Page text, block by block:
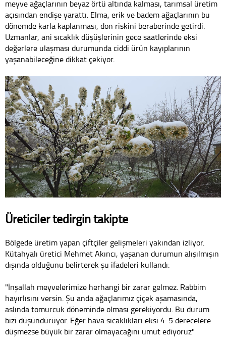
meyve ağaçlarının beyaz örtü altında kalması, tarımsal üretim
açısından endişe yarattı. Elma, erik ve badem ağaçlarının bu
dönemde karla kaplanması, don riskini beraberinde getirdi.
Uzmanlar, ani sıcaklık düşüşlerinin gece saatlerinde eksi
değerlere ulaşması durumunda ciddi ürün kayıplarının
yaşanabileceğine dikkat çekiyor.
Üreticiler tedirgin takipte
Bölgede üretim yapan çiftçiler gelişmeleri yakından izliyor.
Kütahyalı üretici Mehmet Akıncı, yaşanan durumun alışılmışın
dışında olduğunu belirterek şu ifadeleri kullandı:
"İnşallah meyvelerimize herhangi bir zarar gelmez. Rabbim
hayırlısını versin. Şu anda ağaçlarımız çiçek aşamasında,
aslında tomurcuk döneminde olması gerekiyordu. Bu durum
bizi düşündürüyor. Eğer hava sıcaklıkları eksi 4-5 derecelere
düşmezse büyük bir zarar olmayacağını umut ediyoruz"